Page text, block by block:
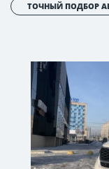
ТОЧНЫЙ ПОДБОР